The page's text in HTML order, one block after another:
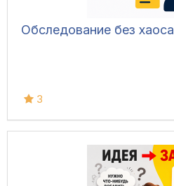
Обследование без хаоса
3